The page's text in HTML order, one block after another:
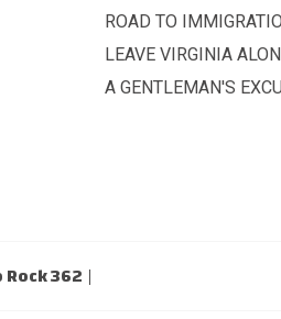
ROAD TO
LEAVE VIRGINIA
A GENTLEMAN'S
362 |